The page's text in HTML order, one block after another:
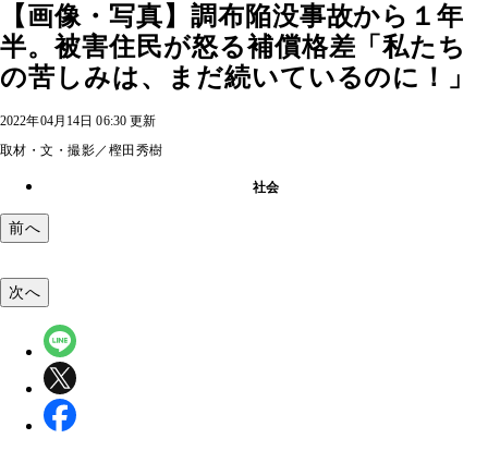
【画像・写真】調布陥没事故から１年
半。被害住民が怒る補償格差「私たち
の苦しみは、まだ続いているのに！」
2022年04月14日 06:30 更新
取材・文・撮影／樫田秀樹
社会
前へ
次へ